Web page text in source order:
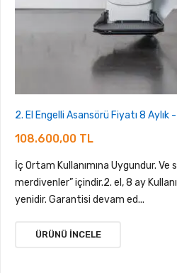
2. El Engelli Asansörü Fiyatı 8 Aylık
108.600,00 TL
İç Ortam Kullanımına Uygundur.
merdivenler” içindir.2. el, 8 ay
yenidir. Garantisi devam ed...
ÜRÜNÜ İNCELE